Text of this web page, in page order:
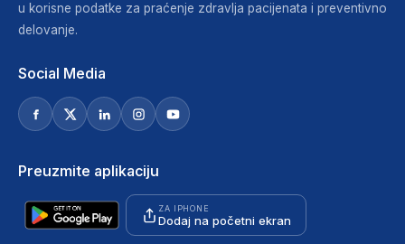
u korisne podatke za praćenje zdravlja pacijenata i preventivno
delovanje.
Social Media
Preuzmite aplikaciju
ZA IPHONE
Dodaj na početni ekran